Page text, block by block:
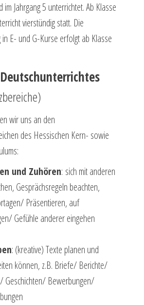
im Jahrgang 5 unterrichtet. Ab Klasse
vierstündig statt. Die
E- und G-Kurse erfolgt ab Klasse
wir uns an den
des Hessischen Kern- sowie
und Zuhören: sich mit anderen
Gesprächsregeln beachten,
Präsentieren, auf
Gefühle anderer eingehen
: (kreative) Texte planen und
können, z.B. Briefe/ Berichte/
Geschichten/ Bewerbungen/